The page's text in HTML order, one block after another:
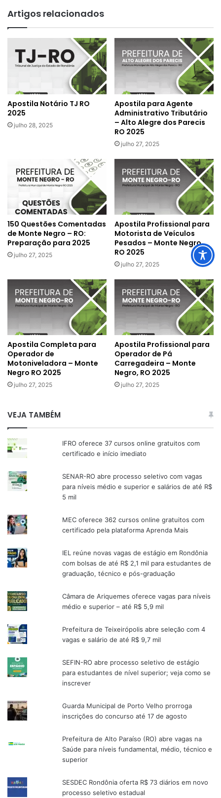
Artigos relacionados
Apostila Notário TJ RO
2025
julho 28, 2025
Apostila para Agente
Administrativo Tributário
– Alto Alegre dos Parecis
RO 2025
julho 27, 2025
150 Questões Comentadas
de Monte Negro – RO:
Preparação para 2025
julho 27, 2025
Apostila Profissional para
Motorista de Veículos
Pesados – Monte Negro,
RO 2025
julho 27, 2025
Apostila Completa para
Operador de
Motoniveladora – Monte
Negro RO 2025
julho 27, 2025
Apostila Profissional para
Operador de Pá
Carregadeira – Monte
Negro, RO 2025
julho 27, 2025
VEJA TAMBÉM
IFRO oferece 37 cursos online gratuitos com
certificado e início imediato
SENAR-RO abre processo seletivo com vagas
para níveis médio e superior e salários de até R$
5 mil
MEC oferece 362 cursos online gratuitos com
certificado pela plataforma Aprenda Mais
IEL reúne novas vagas de estágio em Rondônia
com bolsas de até R$ 2,1 mil para estudantes de
graduação, técnico e pós-graduação
Câmara de Ariquemes oferece vagas para níveis
médio e superior – até R$ 5,9 mil
Prefeitura de Teixeirópolis abre seleção com 4
vagas e salário de até R$ 9,7 mil
SEFIN-RO abre processo seletivo de estágio
para estudantes de nível superior; veja como se
inscrever
Guarda Municipal de Porto Velho prorroga
inscrições do concurso até 17 de agosto
Prefeitura de Alto Paraíso (RO) abre vagas na
Saúde para níveis fundamental, médio, técnico e
superior
SESDEC Rondônia oferta R$ 73 diários em novo
processo seletivo estadual